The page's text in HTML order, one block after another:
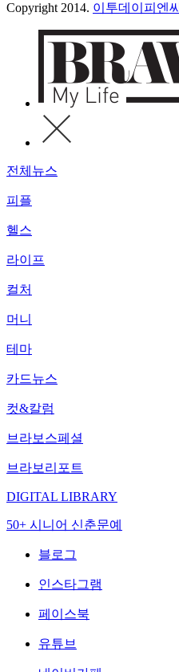
Copyright 2014. 이투데이피엔씨
전체뉴스
피플
헬스
라이프
컬처
머니
테마
카드뉴스
컷&칼럼
브라보스페셜
브라보리포트
DIGITAL LIBRARY
50+ 시니어 신춘문예
블로그
인스타그램
페이스북
유튜브